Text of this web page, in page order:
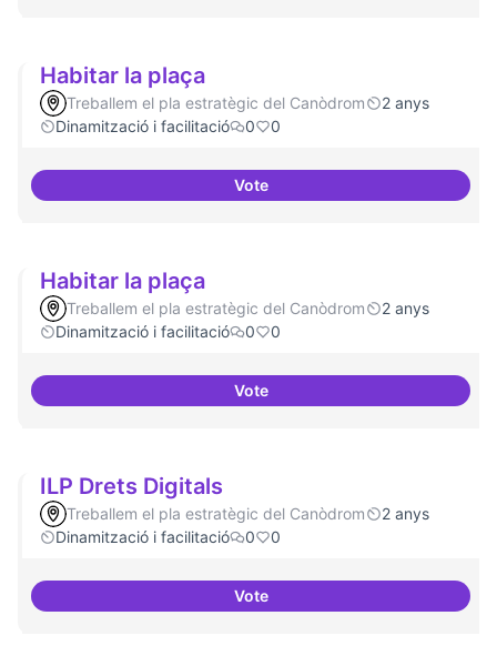
Habitar la plaça
Treballem el pla estratègic del Canòdrom
2 anys
Dinamització i facilitació
0 0
VoteHabitar la plaça
Habitar la plaça
Treballem el pla estratègic del Canòdrom
2 anys
Dinamització i facilitació
0 0
VoteHabitar la plaça
ILP Drets Digitals
Treballem el pla estratègic del Canòdrom
2 anys
Dinamització i facilitació
0 0
VoteILP Drets Digitals